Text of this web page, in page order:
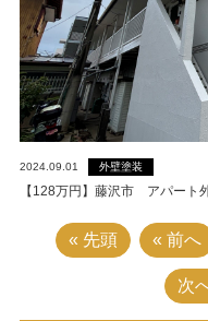
2024.09.01 外壁塗装
【128万円】藤沢市 アパート
« 先頭 « 前へ
次